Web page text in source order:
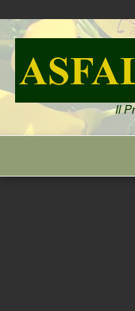
Skip
to
content
Il